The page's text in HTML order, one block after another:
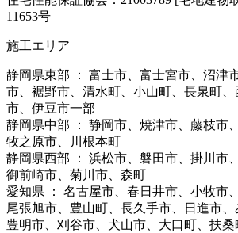
11653号
施工エリア
静岡県東部 ： 富士市、富士宮市、沼津
市、裾野市、清水町、小山町、長泉町
市、伊豆市一部
静岡県中部 ： 静岡市、焼津市、藤枝市
牧之原市、川根本町
静岡県西部 ： 浜松市、磐田市、掛川市
御前崎市、菊川市、森町
愛知県 ： 名古屋市、春日井市、小牧市
尾張旭市、豊山町、長久手市、日進市、
豊明市、刈谷市、犬山市、大口町、扶